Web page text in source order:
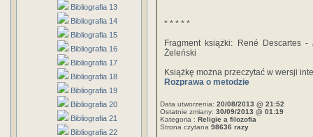
Bibliografia 13
Bibliografia 14
Bibliografia 15
Bibliografia 16
Bibliografia 17
Bibliografia 18
Bibliografia 19
Bibliografia 20
Bibliografia 21
Bibliografia 22
* * * * *
Fragment książki: René Descartes -
Żeleński
Książkę można przeczytać w wersji
Rozprawa o metodzie
Data utworzenia: 20/08/2013 @ 21:52
Ostatnie zmiany: 30/09/2013 @ 01:19
Kategoria : Religie a filozofia
Strona czytana 98636 razy